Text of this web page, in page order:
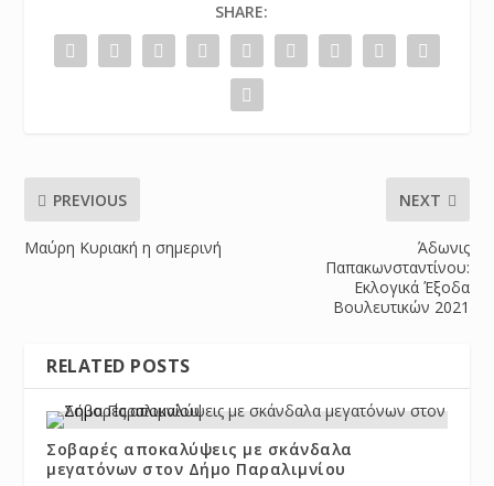
SHARE:
PREVIOUS
Μαύρη Κυριακή η σημερινή
NEXT
Άδωνις
Παπακωνσταντίνου:
Εκλογικά Έξοδα
Βουλευτικών 2021
RELATED POSTS
Σοβαρές αποκαλύψεις με σκάνδαλα
μεγατόνων στον Δήμο Παραλιμνίου